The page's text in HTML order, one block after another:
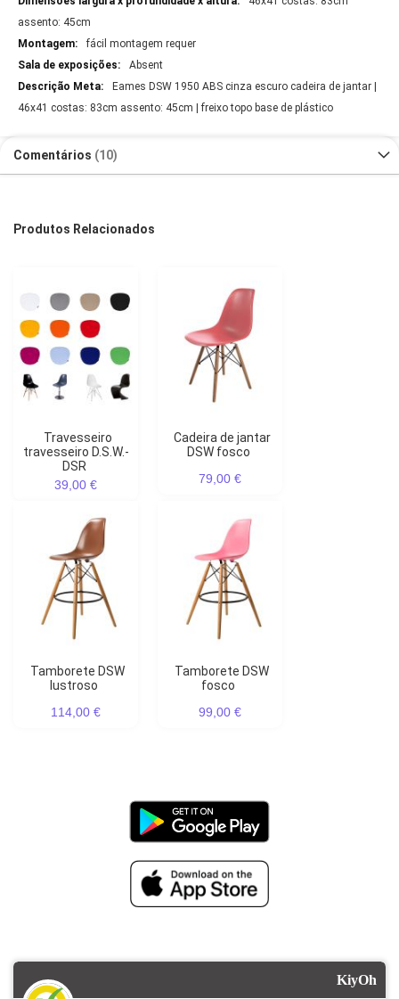
assento: 45cm
fácil montagem requer
Absent
Eames DSW 1950 ABS cinza escuro cadeira de jantar |
46x41 costas: 83cm assento: 45cm | freixo topo base de plástico
Comentários 10
Produtos Relacionados
Travesseiro
travesseiro D.S.W.-
DSR
39,00 €
Cadeira de jantar
DSW fosco
79,00 €
Tamborete DSW
lustroso
114,00 €
Tamborete DSW
fosco
99,00 €
KiyOh